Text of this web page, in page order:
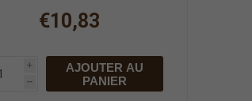
€10,83
i
h
AJOUTER AU
PANIER